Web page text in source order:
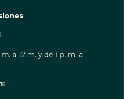
a 12 m. y de 1 p. m. a